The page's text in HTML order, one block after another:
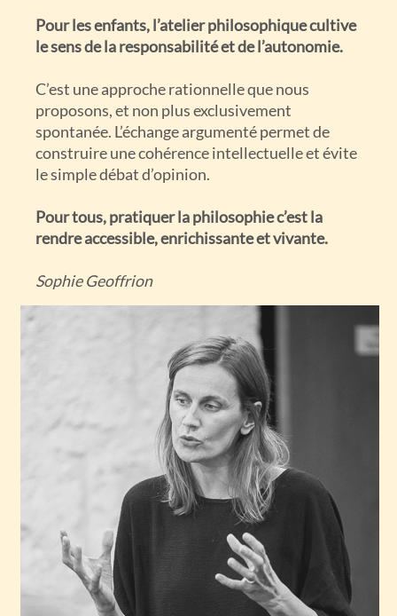
Pour les enfants, l’atelier philosophique cultive
le sens de la responsabilité et de l’autonomie.
C’est une approche rationnelle que nous
proposons, et non plus exclusivement
spontanée. L’échange argumenté permet de
construire une cohérence intellectuelle et évite
le simple débat d’opinion.
Pour tous, pratiquer la philosophie c’est la
rendre accessible, enrichissante et vivante.
Sophie Geoffrion